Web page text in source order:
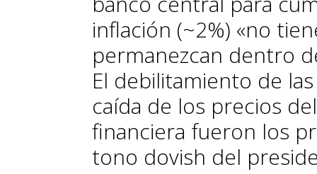
inflación (~2%) «no
permanezcan dentro
El debilitamiento de
caída de los precios
financiera fueron los
tono dovish del